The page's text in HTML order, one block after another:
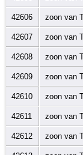
42606 zoon van
42607 zoon van
42608 zoon van
42609 zoon van
42610 zoon van
42611 zoon van
42612 zoon van